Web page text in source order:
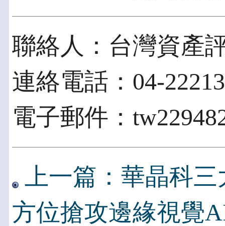
聯絡人：台灣資產
連絡電話：04-
電子郵件：
上一篇：華晶科
方位搶攻邊緣視覺